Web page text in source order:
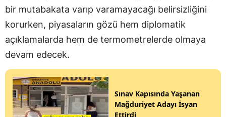
bir mutabakata varıp varamayacağı belirsizliğini
korurken, piyasaların gözü hem diplomatik
açıklamalarda hem de termometrelerde olmaya
devam edecek.
Sınav Kapısında Yaşanan
Mağduriyet Adayı İsyan
Ettirdi